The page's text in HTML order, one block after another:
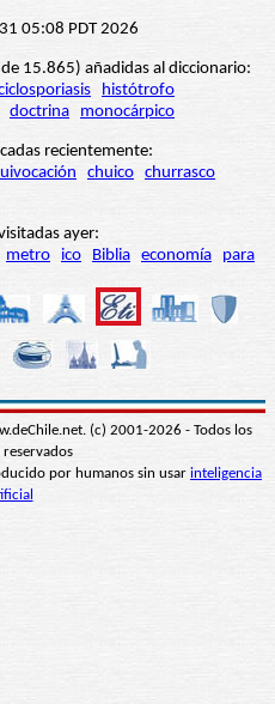
05:08 PDT 2026
15.865) añadidas al diccionario:
histótrofo
doctrina monocárpico
recientemente:
chuico churrasco
ayer:
metro ico Biblia economía para
(c) 2001-2026 - Todos los
por humanos sin usar inteligencia